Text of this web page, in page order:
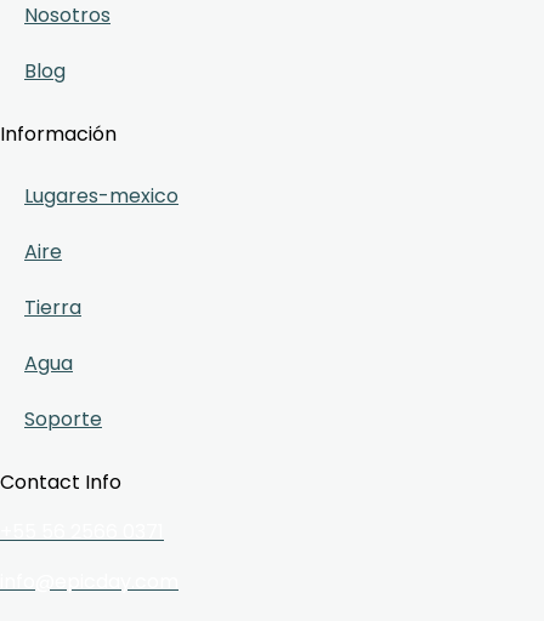
Nosotros
Blog
Información
Lugares-mexico
Aire
Tierra
Agua
Soporte
Contact Info